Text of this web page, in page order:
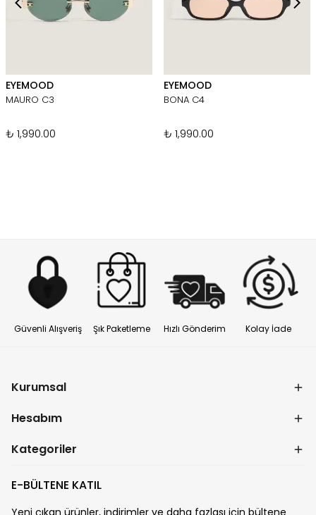
EYEMOOD
MAURO C3
₺ 1,990.00
EYEMOOD
BONA C4
₺ 1,990.00
Güvenli Alışveriş Şık Paketleme Hızlı Gönderim Kolay İade
Kurumsal
Hesabım
Kategoriler
E-BÜLTENE KATIL